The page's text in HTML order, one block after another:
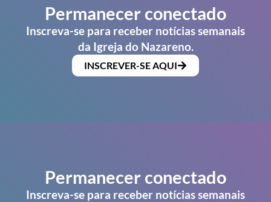
Permanecer conectado
Inscreva-se para receber notícias semanais
da Igreja do Nazareno.
INSCREVER-SE AQUI
Permanecer conectado
Inscreva-se para receber notícias semanais